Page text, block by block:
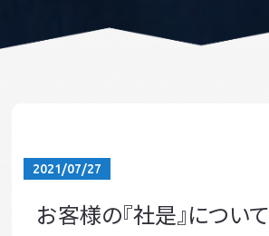
2021/07/27
お客様の『社是』について